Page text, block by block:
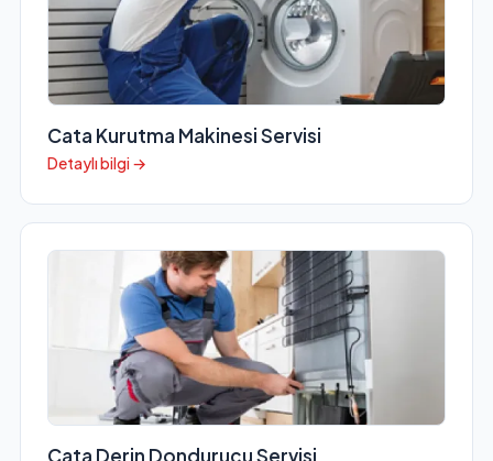
Cata Kurutma Makinesi Servisi
Detaylı bilgi →
Cata Derin Dondurucu Servisi